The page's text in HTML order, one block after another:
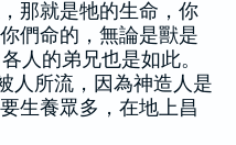
那就是牠的生命，你
們命的，無論是獸是
人的弟兄也是如此。
人所流，因為神造人是
生養眾多，在地上昌